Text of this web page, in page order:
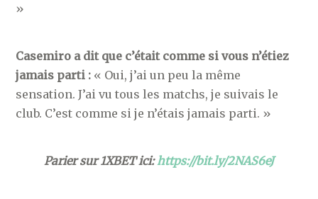
»
Casemiro a dit que c’était comme si vous n’étiez
jamais parti : « Oui, j’ai un peu la même
sensation. J’ai vu tous les matchs, je suivais le
club. C’est comme si je n’étais jamais parti. »
Parier sur 1XBET ici:https://bit.ly/2NAS6eJ